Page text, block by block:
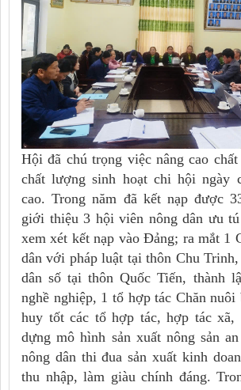
Hội đã chú trọng việc nâng cao
chất lượng sinh hoạt chi hội ngày
cao. Trong năm đã kết nạp được
giới thiệu 3 hội viên nông dân ưu
xem xét kết nạp vào Đảng; ra mắt 1
dân với pháp luật tại thôn Chu
dân số tại thôn Quốc Tiến, thành
nghề nghiệp, 1 tổ hợp tác Chăn
huy tốt các tổ hợp tác, hợp tác xã,
dựng mô hình sản xuất nông sản
nông dân thi đua sản xuất kinh
thu nhập, làm giàu chính đáng.